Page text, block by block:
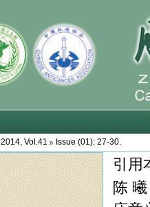
2014, Vol.41 Issue (01): 27-30.
引用
陈